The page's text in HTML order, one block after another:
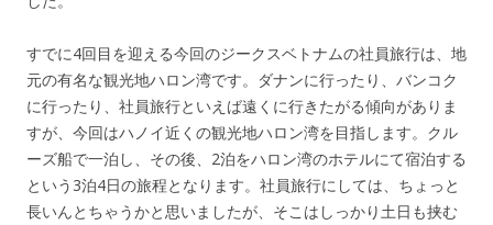
すでに4回目を迎える今回のジークスベトナムの社員旅行は、地
元の有名な観光地ハロン湾です。ダナンに行ったり、バンコク
に行ったり、社員旅行といえば遠くに行きたがる傾向がありま
すが、今回はハノイ近くの観光地ハロン湾を目指します。クル
ーズ船で一泊し、その後、2泊をハロン湾のホテルにて宿泊する
という3泊4日の旅程となります。社員旅行にしては、ちょっと
長いんとちゃうかと思いましたが、そこはしっかり土日も挟む